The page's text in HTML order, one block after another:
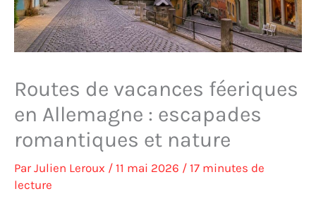
Routes de vacances féeriques
en Allemagne : escapades
romantiques et nature
ParJulien Leroux / 11 mai 2026 / 17 minutes de
lecture